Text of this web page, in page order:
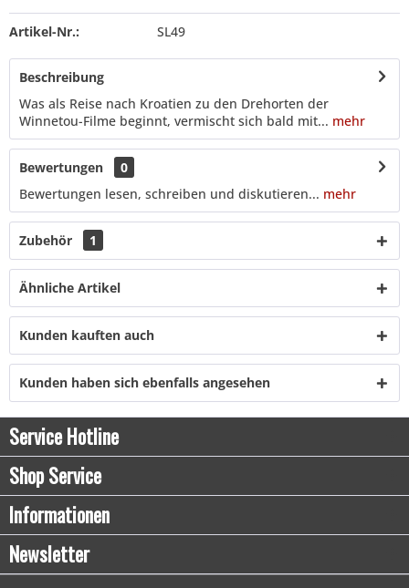
Artikel-Nr.: SL49
Beschreibung
Was als Reise nach Kroatien zu den Drehorten der
Winnetou-Filme beginnt, vermischt sich bald mit... mehr
Bewertungen
0
Bewertungen lesen, schreiben und diskutieren... mehr
Zubehör 1
Ähnliche Artikel
Kunden kauften auch
Kunden haben sich ebenfalls angesehen
Service Hotline
Shop Service
Informationen
Newsletter